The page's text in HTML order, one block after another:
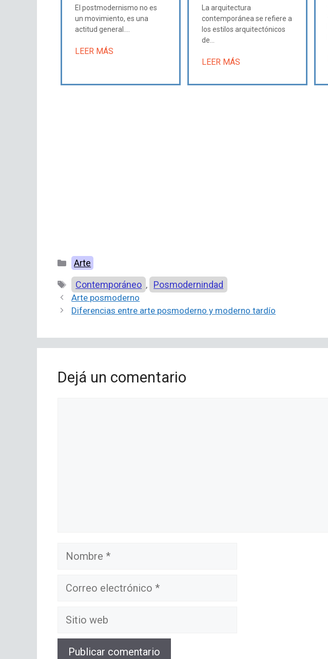
El postmodernismo no es
un movimiento, es una
actitud general....
LEER MÁS
La arquitectura
contemporánea se refiere a
los estilos arquitectónicos
de...
LEER MÁS
Categorías
Arte
Etiquetas
Contemporáneo , Posmodernindad
Arte posmoderno
Diferencias entre arte posmoderno y moderno tardío
Dejá un comentario
Nombre
Correo
Sitio